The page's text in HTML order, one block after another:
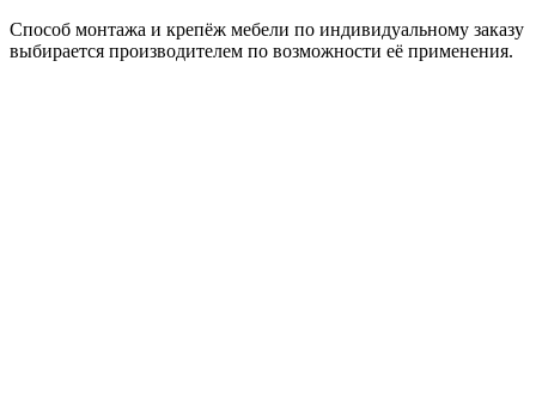
Способ монтажа и крепёж мебели по индивидуальному заказу
выбирается производителем по возможности её применения.